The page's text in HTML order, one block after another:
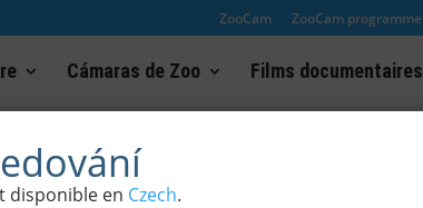
ZooCam ZooCam programme
Cámaras de Zoo Films documentaires
disponible en Czech.